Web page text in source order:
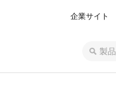
企業サイト